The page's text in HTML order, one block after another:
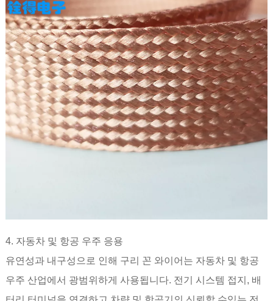
4. 자동차 및 항공 우주 응용
유연성과 내구성으로 인해 구리 꼰 와이어는 자동차 및 항공
우주 산업에서 광범위하게 사용됩니다. 전기 시스템 접지, 배